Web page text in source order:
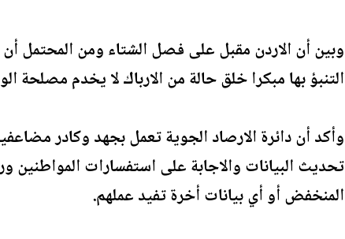
وبين أن الاردن مقبل على فصل الشتاء ومن المحتمل
التنبؤ بها مبكرا خلق حالة من الارباك لا يخدم مصلحة
وأكد أن دائرة الارصاد الجوية تعمل بجهد وكادر
تحديث البيانات والاجابة على استفسارات المواطنين
المنخفض أو أي بيانات أخرة تفيد عملهم.